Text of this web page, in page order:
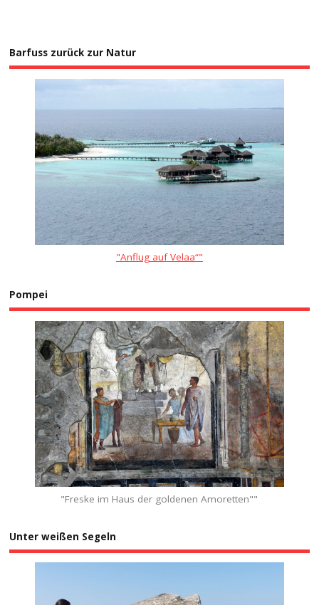
Barfuss zurück zur Natur
"Anflug auf Velaa“"
Pompei
"Freske im Haus der goldenen Amoretten""
Unter weißen Segeln